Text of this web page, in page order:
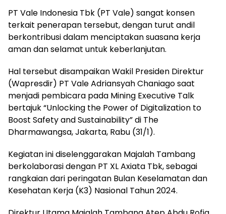
PT Vale Indonesia Tbk (PT Vale) sangat konsen
terkait penerapan tersebut, dengan turut andil
berkontribusi dalam menciptakan suasana kerja
aman dan selamat untuk keberlanjutan.
Hal tersebut disampaikan Wakil Presiden Direktur
(Wapresdir) PT Vale Adriansyah Chaniago saat
menjadi pembicara pada Mining Executive Talk
bertajuk “Unlocking the Power of Digitalization to
Boost Safety and Sustainability” di The
Dharmawangsa, Jakarta, Rabu (31/1).
Kegiatan ini diselenggarakan Majalah Tambang
berkolaborasi dengan PT XL Axiata Tbk, sebagai
rangkaian dari peringatan Bulan Keselamatan dan
Kesehatan Kerja (K3) Nasional Tahun 2024.